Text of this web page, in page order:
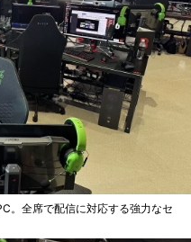
。全席で配信に対応する強力なセ